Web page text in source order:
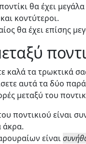
θα έχει
κοντύτεροι.
θα έχει επίσης
καλά τα τρωκτικά
αυτά τα δύο
μεταξύ του
ποντικιού είναι
άκρα.
είναι